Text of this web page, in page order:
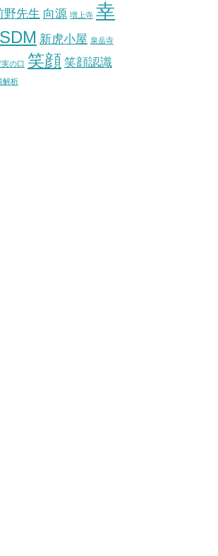
野先生 向源 増上寺 幸
新虎小屋 泉岳寺
実の口 笑顔 笑顔認識
解析